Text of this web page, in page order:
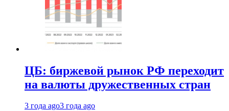
ЦБ: биржевой рынок РФ переходит
на валюты дружественных стран
3 года ago3 года ago